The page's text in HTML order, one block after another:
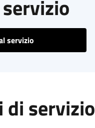
servizio
di servizio